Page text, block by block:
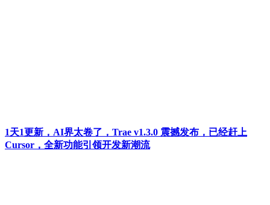
1天1更新，AI界太卷了，Trae v1.3.0 震撼发布，已经赶上
Cursor，全新功能引领开发新潮流